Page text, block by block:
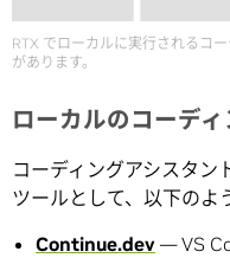
RTX でローカルに実行されるコ
があります。
ローカルのコーデ
コーディングアシスタン
ツールとして、以下のよ
Continue.dev — VS